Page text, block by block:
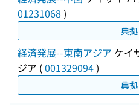
01231068 )
典拠
経済発展--東南アジア ケイ
ジア (001329094)
典拠